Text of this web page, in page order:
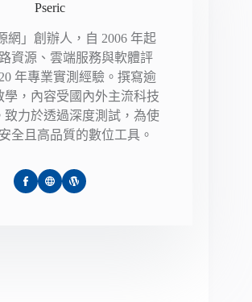
Pseric
網」創辦人，自 2006 年起
資源、雲端服務與軟體評
年專業實測經驗。撰寫逾
學，內容受國內外主流科技
致力於透過深度測試，為使
全且高品質的數位工具。